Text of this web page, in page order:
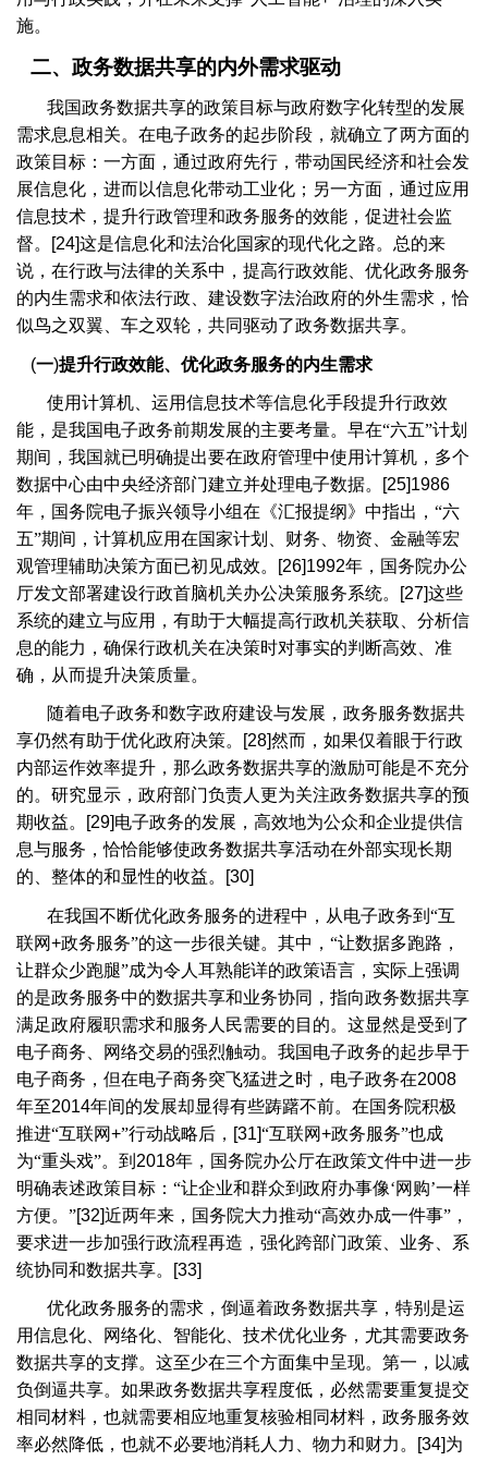
施。
二、政务数据共享的内外需求驱动
我国政务数据共享的政策目标与政府数字化转型的发展
需求息息相关。在电子政务的起步阶段，就确立了两方面的
政策目标：一方面，通过政府先行，带动国民经济和社会发
展信息化，进而以信息化带动工业化；另一方面，通过应用
信息技术，提升行政管理和政务服务的效能，促进社会监
督。
[24]这是信息化和法治化国家的现代化之路。总的来
说，在行政与法律的关系中，提高行政效能、优化政务服务
的内生需求和依法行政、建设数字法治政府的外生需求，恰
似鸟之双翼、车之双轮，共同驱动了政务数据共享。
(一)提升行政效能、优化政务服务的内生需求
使用计算机、运用信息技术等信息化手段提升行政效
能，是我国电子政务前期发展的主要考量。早在“六五”计划
期间，我国就已明确提出要在政府管理中使用计算机，多个
数据中心由中央经济部门建立并处理电子数据。
[25]1986
年，国务院电子振兴领导小组在《汇报提纲》中指出，“六
五”期间，计算机应用在国家计划、财务、物资、金融等宏
观管理辅助决策方面已初见成效。
[26]1992年，国务院办公
厅发文部署建设行政首脑机关办公决策服务系统。
[27]这些
系统的建立与应用，有助于大幅提高行政机关获取、分析信
息的能力，确保行政机关在决策时对事实的判断高效、准
确，从而提升决策质量。
随着电子政务和数字政府建设与发展，政务服务数据共
享仍然有助于优化政府决策。
[28]然而，如果仅着眼于行政
内部运作效率提升，那么政务数据共享的激励可能是不充分
的。研究显示，政府部门负责人更为关注政务数据共享的预
期收益。
[29]电子政务的发展，高效地为公众和企业提供信
息与服务，恰恰能够使政务数据共享活动在外部实现长期
的、整体的和显性的收益。
[30]
在我国不断优化政务服务的进程中，从电子政务到“互
联网+政务服务”的这一步很关键。其中，“让数据多跑路，
让群众少跑腿”成为令人耳熟能详的政策语言，实际上强调
的是政务服务中的数据共享和业务协同，指向政务数据共享
满足政府履职需求和服务人民需要的目的。这显然是受到了
电子商务、网络交易的强烈触动。我国电子政务的起步早于
电子商务，但在电子商务突飞猛进之时，电子政务在2008
年至2014年间的发展却显得有些踌躇不前。在国务院积极
推进“互联网+”行动战略后， [31]“互联网+政务服务”也成
为“重头戏”。到 2018年，国务院办公厅在政策文件中进一步
明确表述政策目标：“让企业和群众到政府办事像‘网购’一样
方便。”[32]近两年来，国务院大力推动“高效办成一件事”，
要求进一步加强行政流程再造，强化跨部门政策、业务、系
统协同和数据共享。
[33]
优化政务服务的需求，倒逼着政务数据共享，特别是运
用信息化、网络化、智能化、技术优化业务，尤其需要政务
数据共享的支撑。这至少在三个方面集中呈现。第一，以减
负倒逼共享。如果政务数据共享程度低，必然需要重复提交
相同材料，也就需要相应地重复核验相同材料，政务服务效
率必然降低，也就不必要地消耗人力、物力和财力。
[34]为